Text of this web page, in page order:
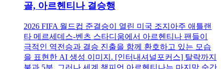
골, 아르헨티나 결승행
2026 FIFA 월드컵 준결승이 열린 미국 조지아주 애틀랜
타 메르세데스-벤츠 스타디움에서 아르헨티나 팬들이
극적인 역전승과 결승 진출을 함께 환호하고 있는 모습
을 표현한 AI 생성 이미지. [인터내셔널포커스] 탈락까지
불과 5분. 그러나 세계 챔피언 아르헨티나는 마지막 순간